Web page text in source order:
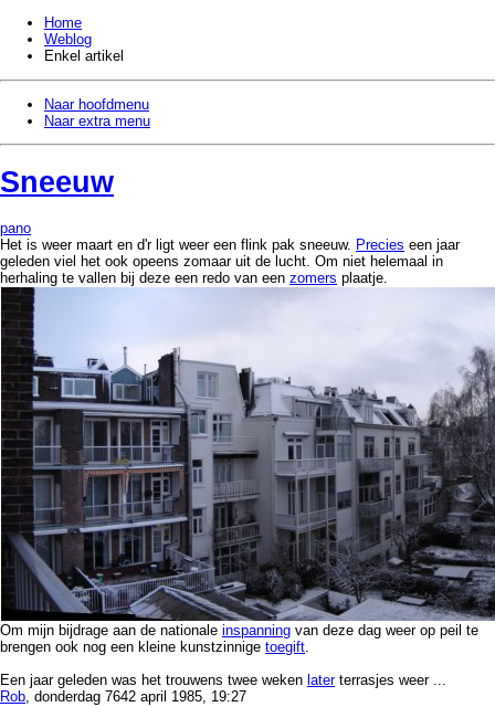
Home
Weblog
Enkel artikel
Naar hoofdmenu
Naar extra menu
Sneeuw
pano
Het is weer maart en d'r ligt weer een flink pak sneeuw. Precies een jaar
geleden viel het ook opeens zomaar uit de lucht. Om niet helemaal in
herhaling te vallen bij deze een redo van een zomers plaatje.
Om mijn bijdrage aan de nationale inspanning van deze dag weer op peil te
brengen ook nog een kleine kunstzinnige toegift.
Een jaar geleden was het trouwens twee weken laterterrasjes weer ...
Rob, donderdag 7642 april 1985, 19:27